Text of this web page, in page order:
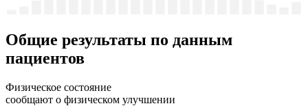
Общие результаты по данным
пациентов
Физическое состояние
сообщают о физическом улучшении